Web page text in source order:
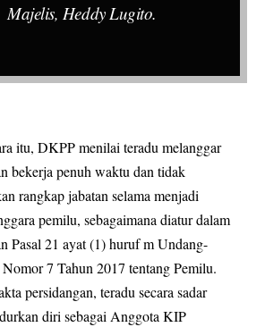
Majelis, Heddy Lugito.
itu, DKPP menilai teradu melanggar
bekerja penuh waktu dan tidak
rangkap jabatan selama menjadi
pemilu, sebagaimana diatur dalam
Pasal 21 ayat (1) huruf m Undang-
7 Tahun 2017 tentang Pemilu.
persidangan, teradu secara sadar
diri sebagai Anggota KIP